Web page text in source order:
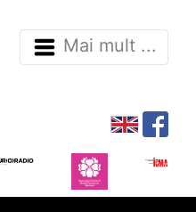
Mai mult ...